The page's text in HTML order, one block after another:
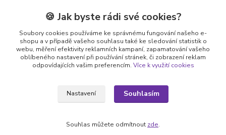
Radka Chamrádová
+420 737 484 708
Výdejna e-shopu: Po-Ne, 8-20 hod.
info@equi-horecky.cz
Frenštát pod Radhoštěm, C 93460 vedená u Krajského soudu v Ostravě
🍪 Jak byste rádi své cookies?
Soubory cookies používáme ke správnému fungování našeho e-
shopu a v případě vašeho souhlasu také ke sledování statistik o
webu, měření efektivity reklamních kampaní, zapamatování vašeho
oblíbeného nastavení při používání stránek, či zobrazení reklam
odpovídajících vašim preferencím. Více k využití cookies
Nastavení Souhlasím
Souhlas můžete odmítnout zde.